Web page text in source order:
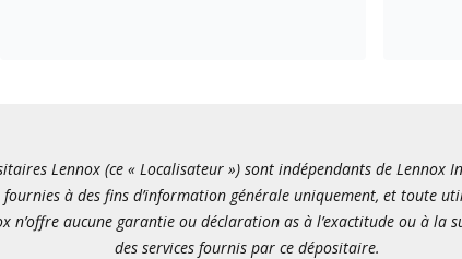
Lennox (ce « Localisateur ») sont indépendants de Lennox
à des fins d’information générale uniquement, et toute
n’offre aucune garantie ou déclaration as à l’exactitude ou à
des services fournis par ce dépositaire.